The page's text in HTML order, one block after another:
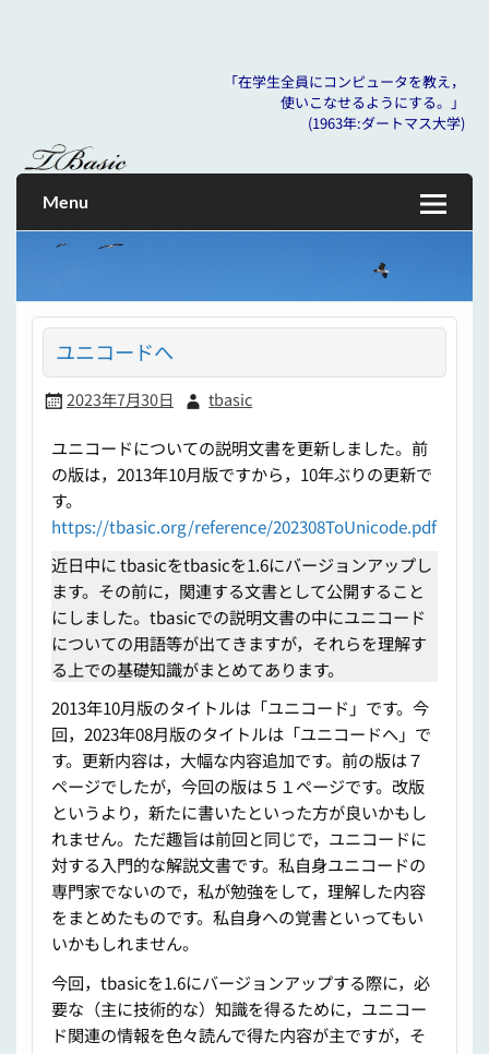
「在学生全員にコンピュータを教え，
使いこなせるようにする。」
(1963年:ダートマス大学)
content
tbasic
「在学生全員にコンピュータを教え， 使いこなせるように
する。」 (1963年:ダートマス大学)
Menu
ユニコードへ
2023年7月30日 tbasic
ユニコードについての説明文書を更新しました。前
の版は，2013年10月版ですから，10年ぶりの更新で
す。
https://tbasic.org/reference/202308ToUnicode.pdf
近日中に tbasicをtbasicを1.6にバージョンアップし
ます。その前に，関連する文書として公開すること
にしました。tbasicでの説明文書の中にユニコード
についての用語等が出てきますが，それらを理解す
る上での基礎知識がまとめてあります。
2013年10月版のタイトルは「ユニコード」です。今
回，2023年08月版のタイトルは「ユニコードへ」で
す。更新内容は，大幅な内容追加です。前の版は７
ページでしたが，今回の版は５１ページです。改版
というより，新たに書いたといった方が良いかもし
れません。ただ趣旨は前回と同じで，ユニコードに
対する入門的な解説文書です。私自身ユニコードの
専門家でないので，私が勉強をして，理解した内容
をまとめたものです。私自身への覚書といってもい
いかもしれません。
今回，tbasicを1.6にバージョンアップする際に，必
要な（主に技術的な）知識を得るために，ユニコー
ド関連の情報を色々読んで得た内容が主ですが，そ